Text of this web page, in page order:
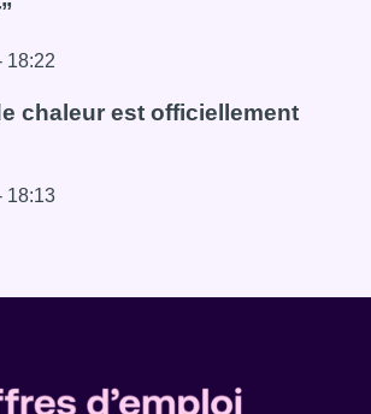
18:22
le blocus s’invite dans des lieux
chaleur est officiellement
18:13
vague de chaleur est officiellement